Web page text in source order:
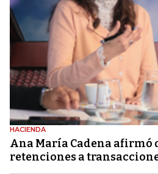
HACIENDA
Ana María Cadena afirmó
retenciones a